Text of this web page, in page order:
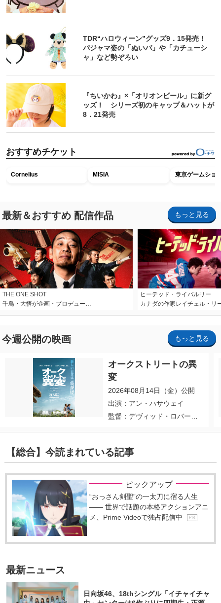
TDR“ハロウィーン”グッズ9．15発売！
パジャマ姿の「ぬいバ」や「カチューシ
ャ」など勢ぞろい
『ちいかわ』×「オリオンビール」に新グ
ッズ！ シリーズ初のキャップ＆ハットが
8．21発売
おすすめチケット
Cornelius MISIA 東京ゲームショ
最新＆おすすめ 配信作品 もっと見る
THE ONE SHOT
千鳥・大悟が企画・プロデュー…
ヒーテッド・ライバルリー
カナダの作家レイチェル・リ
今週公開の映画 もっと見る
オークストリートの異
変
2026年08月14日（金）公開
出演：アン・ハサウェイ
監督：デヴィッド・ロバー
【総合】今読まれている記事
ピックアップ
“おっさん剣聖”の一太刀に宿る人生
―― 世界で話題の本格アクションアニ
メ、Prime Videoで独占配信中
P R
最新ニュース
日向坂46、18thシングル「イチャイチャ